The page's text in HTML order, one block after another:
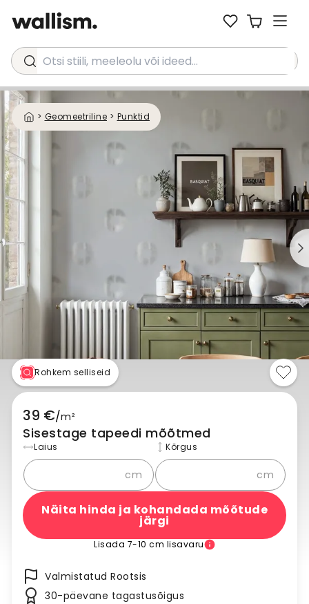
Otsi stiili, meeleolu või ideed...
> Geomeetriline > Punktid
Rohkem selliseid
39 €/m²
Sisestage tapeedi mõõtmed
Laius
cm
Kõrgus
cm
Näita hinda ja kohandada mõõtude
järgi
Lisada 7-10 cm lisavaru
Valmistatud Rootsis
30-päevane tagastusõigus